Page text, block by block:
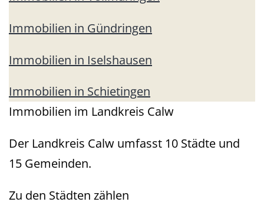
Immobilien in Gündringen
Immobilien in Iselshausen
Immobilien in Schietingen
Immobilien im Landkreis Calw
Der Landkreis Calw umfasst 10 Städte und
15 Gemeinden.
Zu den Städten zählen